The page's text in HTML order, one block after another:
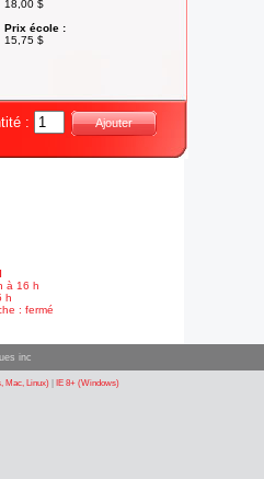
18,00 $
Prix école :
15,75 $
: Ajouter
à 16 h
h
: fermé
inc
Mac, Linux) IE 8+ (Windows)